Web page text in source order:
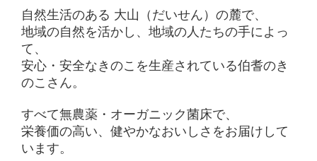
自然生活のある 大山（だいせん）の麓で、
地域の自然を活かし、地域の人たちの手によっ
て、
安心・安全なきのこを生産されている伯耆のき
のこさん。
すべて無農薬・オーガニック菌床で、
栄養価の高い、健やかなおいしさをお届けして
います。